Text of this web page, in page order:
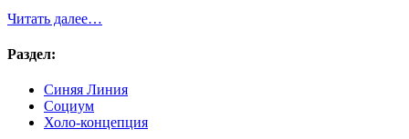
Читать далее…
Раздел:
Синяя Линия
Социум
Холо-концепция